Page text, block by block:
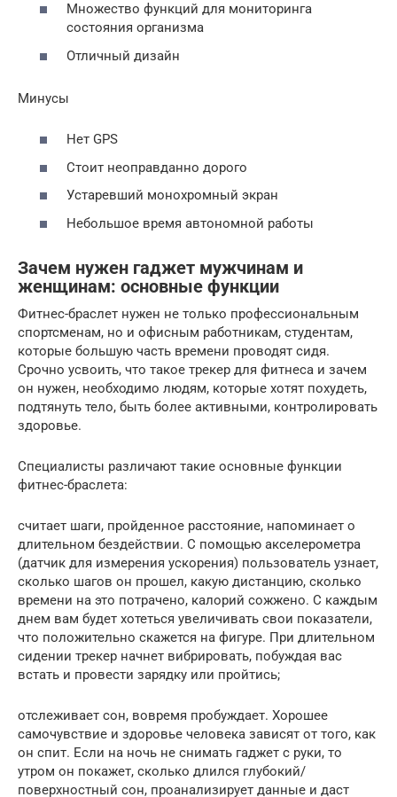
Множество функций для мониторинга
состояния организма
Отличный дизайн
Минусы
Нет GPS
Стоит неоправданно дорого
Устаревший монохромный экран
Небольшое время автономной работы
Зачем нужен гаджет мужчинам и
женщинам: основные функции
Фитнес-браслет нужен не только профессиональным
спортсменам, но и офисным работникам, студентам,
которые большую часть времени проводят сидя.
Срочно усвоить, что такое трекер для фитнеса и зачем
он нужен, необходимо людям, которые хотят похудеть,
подтянуть тело, быть более активными, контролировать
здоровье.
Специалисты различают такие основные функции
фитнес-браслета:
считает шаги, пройденное расстояние, напоминает о
длительном бездействии. С помощью акселерометра
(датчик для измерения ускорения) пользователь узнает,
сколько шагов он прошел, какую дистанцию, сколько
времени на это потрачено, калорий сожжено. С каждым
днем вам будет хотеться увеличивать свои показатели,
что положительно скажется на фигуре. При длительном
сидении трекер начнет вибрировать, побуждая вас
встать и провести зарядку или пройтись;
отслеживает сон, вовремя пробуждает. Хорошее
самочувствие и здоровье человека зависят от того, как
он спит. Если на ночь не снимать гаджет с руки, то
утром он покажет, сколько длился глубокий/
поверхностный сон, проанализирует данные и даст